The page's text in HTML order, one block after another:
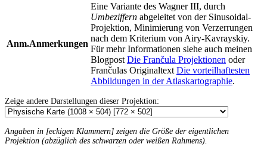
Anm.Anmerkungen
Eine Variante des Wagner III, durch
Umbeziffern abgeleitet von der Sinusoidal-
Projektion, Minimierung von Verzerrungen
nach dem Kriterium von Airy-Kavrayskiy.
Für mehr Informationen siehe auch meinen
Blogpost Die Frančula Projektionen oder
Frančulas Originaltext Die vorteilhaftesten
Abbildungen in der Atlaskartographie.
Zeige andere Darstellungen dieser Projektion:
Angaben in [eckigen Klammern] zeigen die Größe der eigentlichen
Projektion (abzüglich des schwarzen oder weißen Rahmens).